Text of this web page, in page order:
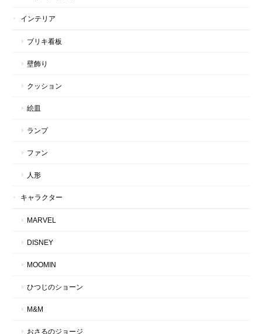
インテリア
ブリキ看板
壁飾り
クッション
絵皿
ランプ
ファン
人形
キャラクター
MARVEL
DISNEY
MOOMIN
ひつじのショーン
M&M
おさるのジョージ